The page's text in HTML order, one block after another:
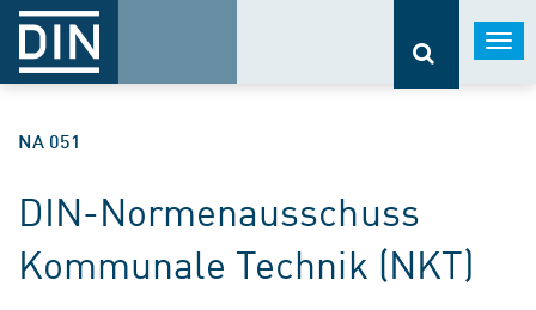
NA 051
DIN-Normenausschuss
Kommunale Technik (NKT)